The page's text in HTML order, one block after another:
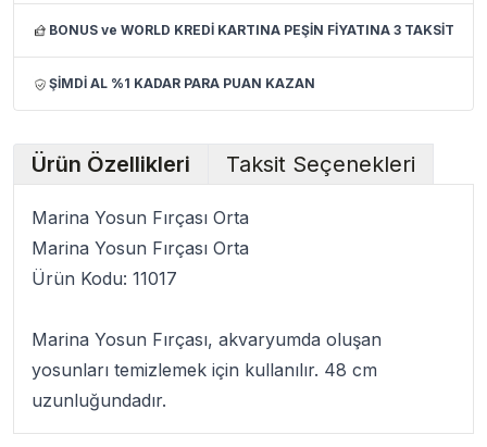
BONUS ve WORLD KREDİ KARTINA PEŞİN FİYATINA 3 TAKSİT
ŞİMDİ AL %1 KADAR PARA PUAN KAZAN
Ürün Özellikleri Taksit Seçenekleri
Marina Yosun Fırçası Orta
Marina Yosun Fırçası Orta
Ürün Kodu: 11017
Marina Yosun Fırçası, akvaryumda oluşan
yosunları temizlemek için kullanılır. 48 cm
uzunluğundadır.